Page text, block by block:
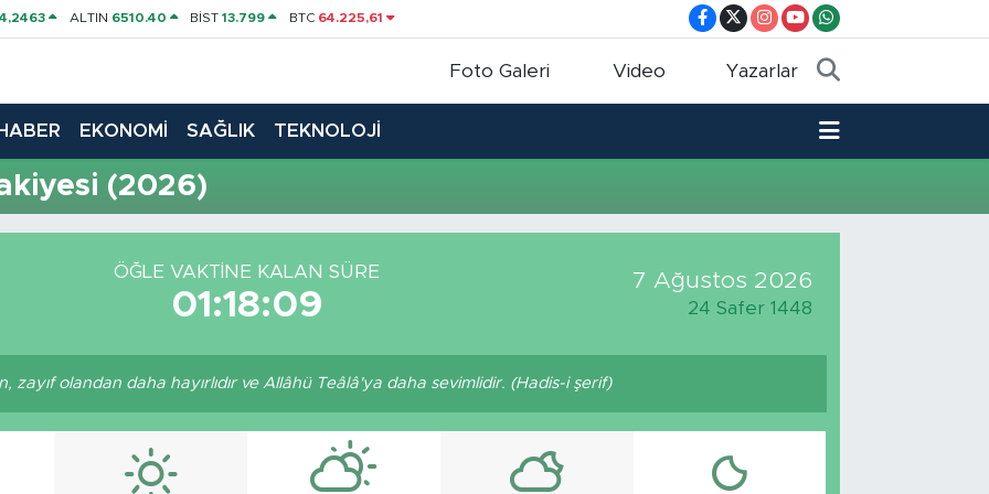
ALTIN 6510.40 BİST13.799 BTC 64.225,61
Foto Galeri Video Yazarlar
HABER EKONOMİ SAĞLIK TEKNOLOJİ
(2026)
ÖĞLE VAKTINE KALAN SÜRE
01:18:08
7 Ağustos 2026
24 Safer 1448
zayıf olandan daha hayırlıdır ve Allâhü Teâlâ'ya daha sevimlidir. (Hadis-i şerif)